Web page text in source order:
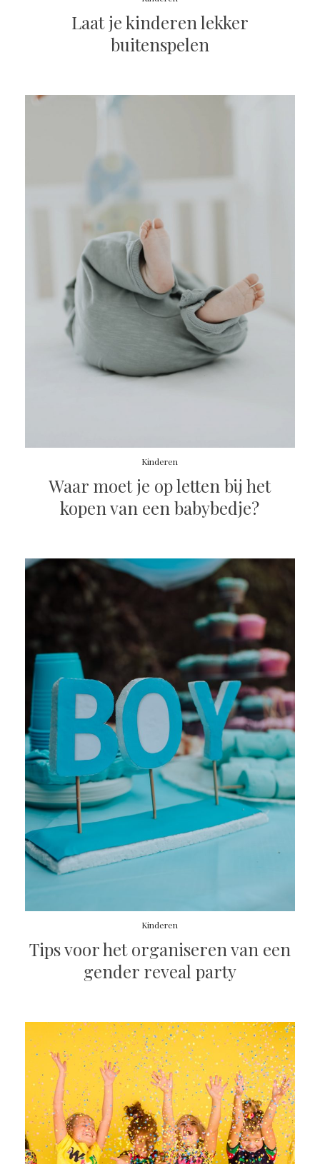
Laat je kinderen lekker
buitenspelen
Kinderen
Waar moet je op letten bij het
kopen van een babybedje?
Kinderen
Tips voor het organiseren van een
gender reveal party